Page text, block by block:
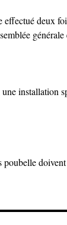
deux
installation